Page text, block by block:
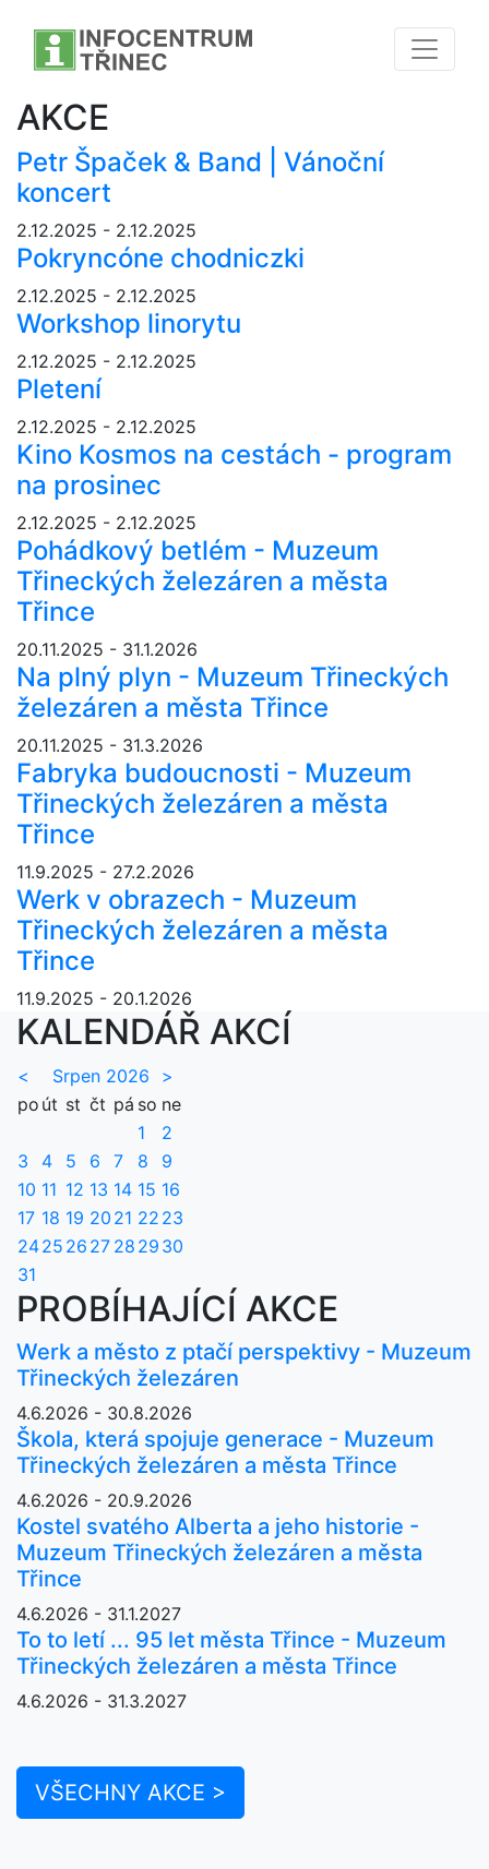
AKCE
Petr Špaček & Band | Vánoční
koncert
2.12.2025 - 2.12.2025
Pokryncóne chodniczki
2.12.2025 - 2.12.2025
Workshop linorytu
2.12.2025 - 2.12.2025
Pletení
2.12.2025 - 2.12.2025
Kino Kosmos na cestách - program
na prosinec
2.12.2025 - 2.12.2025
Pohádkový betlém - Muzeum
Třineckých železáren a města
Třince
20.11.2025 - 31.1.2026
Na plný plyn - Muzeum Třineckých
železáren a města Třince
20.11.2025 - 31.3.2026
Fabryka budoucnosti - Muzeum
Třineckých železáren a města
Třince
11.9.2025 - 27.2.2026
Werk v obrazech - Muzeum
Třineckých železáren a města
Třince
11.9.2025 - 20.1.2026
KALENDÁŘ AKCÍ
< Srpen 2026
>
po út st čt pá so ne
1
2
3
4 5 6 7 8
9
10 11 12 13 14 15 16
17 18 19 20 21 22 23
2425 26 27 28 29 30
31
PROBÍHAJÍCÍ AKCE
Werk a město z ptačí perspektivy - Muzeum
Třineckých železáren
4.6.2026 - 30.8.2026
Škola, která spojuje generace - Muzeum
Třineckých železáren a města Třince
4.6.2026 - 20.9.2026
Kostel svatého Alberta a jeho historie -
Muzeum Třineckých železáren a města
Třince
4.6.2026 - 31.1.2027
To to letí ... 95 let města Třince - Muzeum
Třineckých železáren a města Třince
4.6.2026 - 31.3.2027
VŠECHNY AKCE >